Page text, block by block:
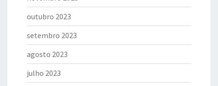
outubro 2023
setembro 2023
agosto 2023
julho 2023